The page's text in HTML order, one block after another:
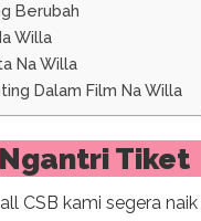
Berubah
Willa
Na Willa
Dalam Film Na Willa
Ngantri Tiket
CSB kami segera